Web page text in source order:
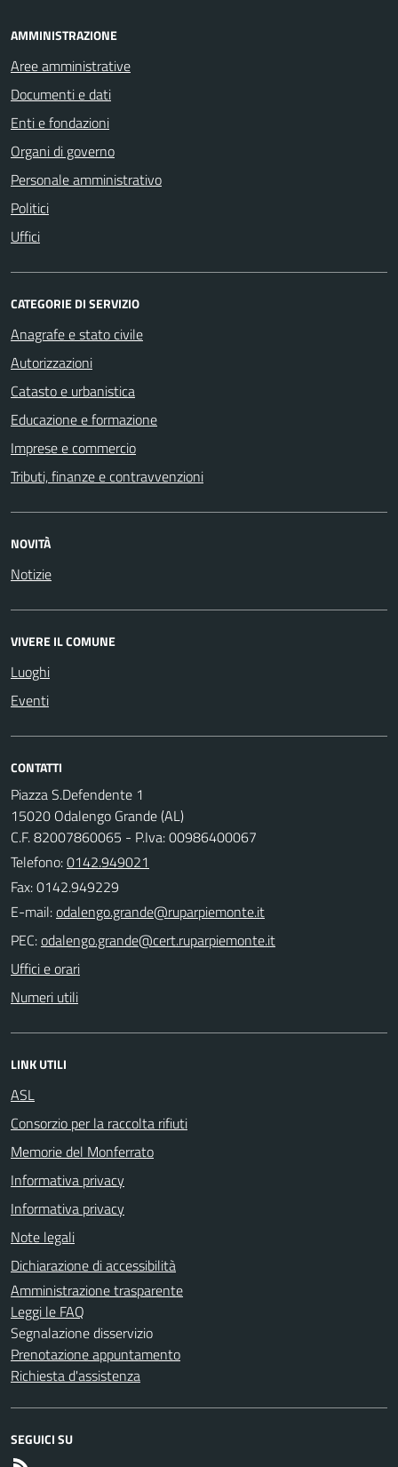
AMMINISTRAZIONE
Aree amministrative
Documenti e dati
Enti e fondazioni
Organi di governo
Personale amministrativo
Politici
Uffici
CATEGORIE DI SERVIZIO
Anagrafe e stato civile
Autorizzazioni
Catasto e urbanistica
Educazione e formazione
Imprese e commercio
Tributi, finanze e contravvenzioni
NOVITÀ
Notizie
VIVERE IL COMUNE
Luoghi
Eventi
CONTATTI
Piazza S.Defendente 1
15020 Odalengo Grande (AL)
C.F. 82007860065 - P.Iva: 00986400067
Telefono:0142.949021
Fax: 0142.949229
E-mail:
PEC:
Uffici e orari
Numeri utili
LINK UTILI
ASL
Consorzio per la raccolta rifiuti
Memorie del Monferrato
Informativa privacy
Informativa privacy
Note legali
Dichiarazione di accessibilità
Amministrazione trasparente
Leggi le FAQ
Segnalazione disservizio
Prenotazione appuntamento
Richiesta d'assistenza
SEGUICI SU